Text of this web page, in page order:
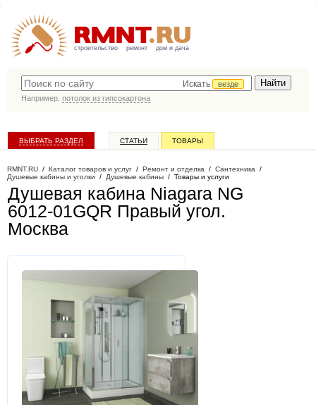
строительство ремонт дом и дача
Искать
везде
Например, потолок из гипсокартона
ВЫБРАТЬ РАЗДЕЛ СТАТЬИ ТОВАРЫ
RMNT.RU / Каталог товаров и услуг / Ремонт и отделка / Сантехника /
Душевые кабины и уголки / Душевые кабины / Товары и услуги
Душевая кабина Niagara NG
6012-01GQR Правый угол.
Москва